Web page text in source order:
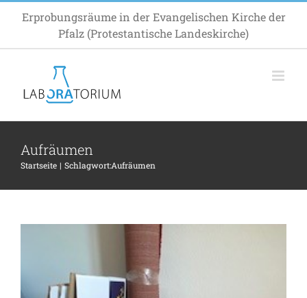
springen
Erprobungsräume in der Evangelischen Kirche der
Pfalz (Protestantische Landeskirche)
Aufräumen
Startseite Schlagwort:Aufräumen
Alte Geige, neue Küche: Über die Freude
an Entdeckungen